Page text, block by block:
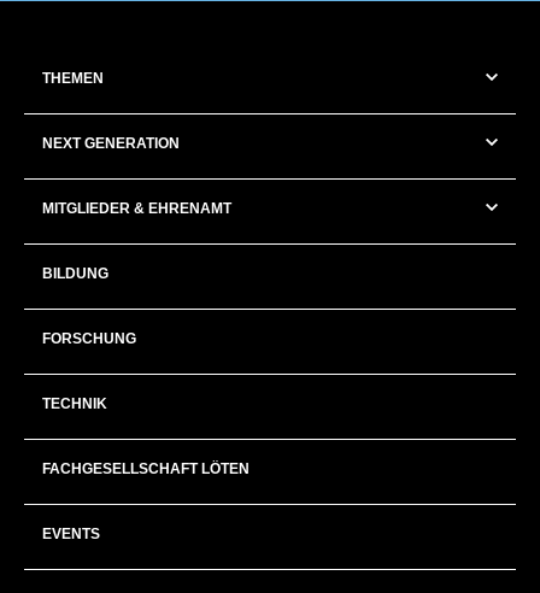
THEMEN
NEXT GENERATION
MITGLIEDER & EHRENAMT
BILDUNG
FORSCHUNG
TECHNIK
FACHGESELLSCHAFT LÖTEN
EVENTS